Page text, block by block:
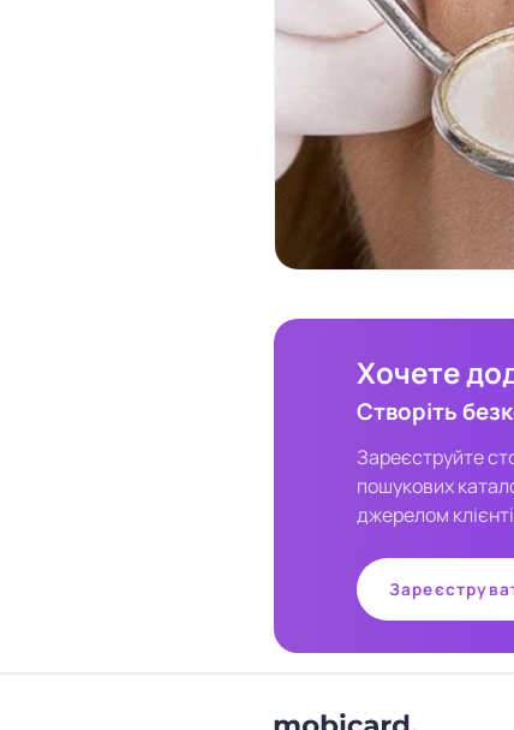
Хочете
Створіть
Зареєструйте
пошукових
джерелом